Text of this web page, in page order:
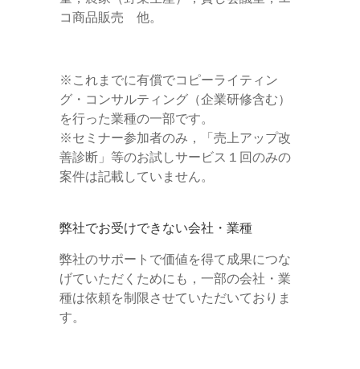
コ商品販売 他。
※これまでに有償でコピーライティン
グ・コンサルティング（企業研修含む）
を行った業種の一部です。
※セミナー参加者のみ，「売上アップ改
善診断」等のお試しサービス１回のみの
案件は記載していません。
弊社でお受けできない会社・業種
弊社のサポートで価値を得て成果につな
げていただくためにも，一部の会社・業
種は依頼を制限させていただいておりま
す。